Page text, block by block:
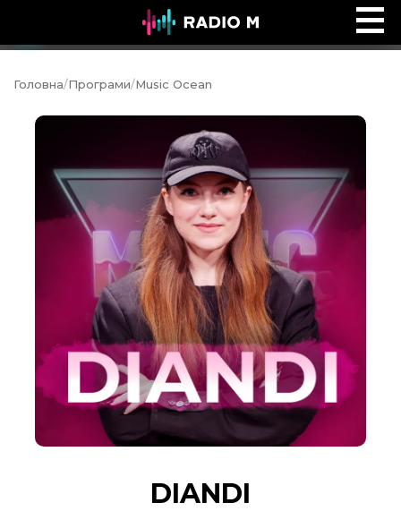
Ефір Radio M
Головна/Програми/Music Ocean
DIANDI